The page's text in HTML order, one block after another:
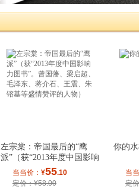
左宗棠：帝国最后的“鹰
派”（获“2013年度中国影响
力图书”。曾
当当价： ¥55.10
定价：¥58.00
你的
当
定